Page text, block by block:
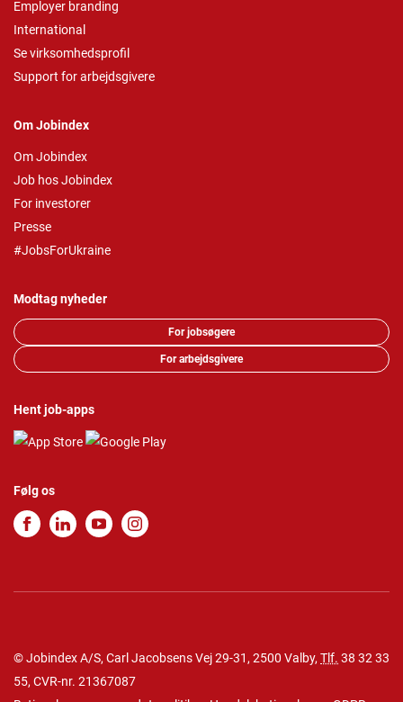
Employer branding
International
Se virksomhedsprofil
Support for arbejdsgivere
Om Jobindex
Om Jobindex
Job hos Jobindex
For investorer
Presse
#JobsForUkraine
Modtag nyheder
For jobsøgere
For arbejdsgivere
Hent job-apps
Følg os
© Jobindex A/S, Carl Jacobsens Vej 29-31, 2500 Valby, Tlf. 38 32 33
55, CVR-nr. 21367087